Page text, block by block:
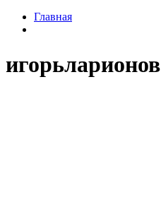
Главная
игорьларионов